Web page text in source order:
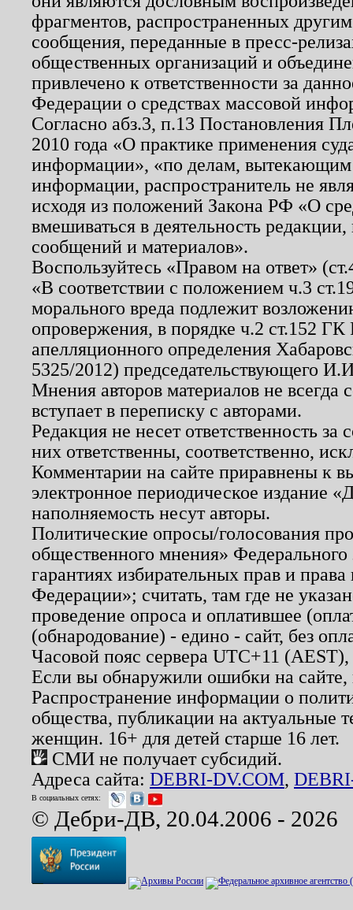
фрагментов, распространенных
сообщения, переданные в пресс-
общественных организаций и
привлечено к ответственности за
Федерации о средствах массовой
Согласно абз.3, п.13 Постановления
2010 года «О практике применения
информации», «по делам, вытекающим
информации, распространитель не
исходя из положений Закона РФ «О
вмешиваться в деятельность
сообщений и материалов».
Воспользуйтесь «Правом на ответ»
«В соответствии с положением ч.3
морального вреда подлежит
опровержения, в порядке ч.2 ст.152
апелляционного определения
5325/2012) председательствующего
Мнения авторов материалов не
вступает в переписку с авторами.
Редакция не несет ответственность
них ответственны, соответственно,
Комментарии на сайте приравнены к
электронное периодическое издание
наполняемость несут авторы.
Политические опросы/голосования
общественного мнения»
гарантиях избирательных прав и
Федерации»; считать, там где не
проведение опроса и оплатившее
(обнародование) - едино - сайт, без
Часовой пояс сервера UTC+11
Если вы обнаружили ошибки на
Распространение информации о
общества, публикации на актуальные
женщин. 16+ для детей старше 16 лет.
СМИ не получает субсидий.
Адреса сайта: DEBRI-DV.COM,
В социальных сетях:
© Дебри-ДВ, 20.04.2006 - 2026